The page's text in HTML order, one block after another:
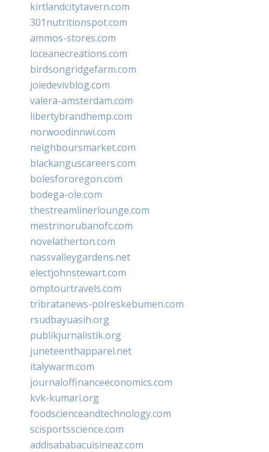
kirtlandcitytavern.com
301nutritionspot.com
ammos-stores.com
loceanecreations.com
birdsongridgefarm.com
joiedevivblog.com
valera-amsterdam.com
libertybrandhemp.com
norwoodinnwi.com
neighboursmarket.com
blackanguscareers.com
bolesfororegon.com
bodega-ole.com
thestreamlinerlounge.com
mestrinorubanofc.com
novelatherton.com
nassvalleygardens.net
electjohnstewart.com
omptourtravels.com
tribratanews-polreskebumen.com
rsudbayuasih.org
publikjurnalistik.org
juneteenthapparel.net
italywarm.com
journaloffinanceeconomics.com
kvk-kumari.org
foodscienceandtechnology.com
scisportsscience.com
addisababacuisineaz.com